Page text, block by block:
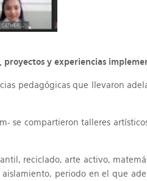
y experiencias
pedagógicas que llevaron
se compartieron talleres
reciclado, arte activo,
periodo en el que